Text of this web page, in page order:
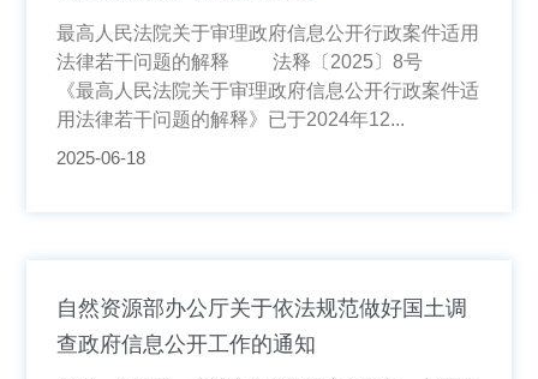
最高人民法院关于审理政府信息公开行政案件适用
法律若干问题的解释 法释〔2025〕8号
《最高人民法院关于审理政府信息公开行政案件适
用法律若干问题的解释》已于2024年12...
2025-06-18
自然资源部办公厅关于依法规范做好国土调
查政府信息公开工作的通知